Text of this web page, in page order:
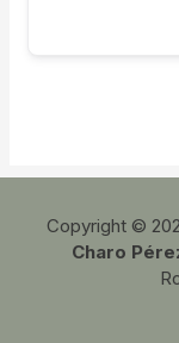
Copyright ©
Charo